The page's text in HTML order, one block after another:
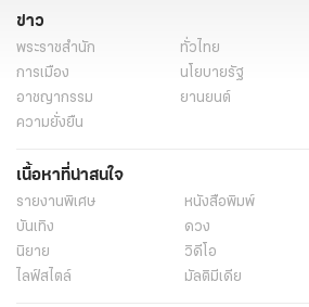
ข่าว
พระราชสำนัก ทั่วไทย
การเมือง
นโยบายรัฐ
อาชญากรรม
ยานยนต์
ความยั่งยืน
เนื้อหาที่น่าสนใจ
รายงานพิเศษ หนังสือพิมพ์
บันเทิง
ดวง
นิยาย
วิดีโอ
ไลฟ์สไตล์
มัลติมีเดีย